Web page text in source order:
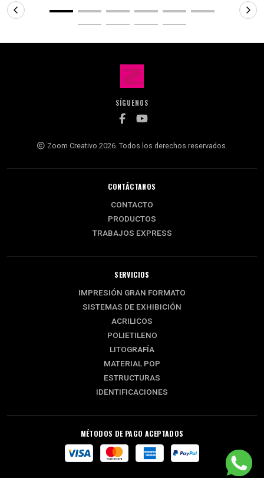
SÍGUENOS
Zoom Creativo 2026. Todos los derechos reservados.
CONTÁCTANOS
CONTACTO
PRODUCTOS
TRABAJOS EXPRESS
SERVICIOS
IMPRESIÓN GRAN FORMATO
SISTEMAS DE EXHIBICIÓN
ACRILICOS
POLIETILENO
LITOGRAFÍA
MATERIAL POP
ESTRUCTURAS
IDENTIFICACIONES
MÉTODOS DE PAGO ACEPTADOS